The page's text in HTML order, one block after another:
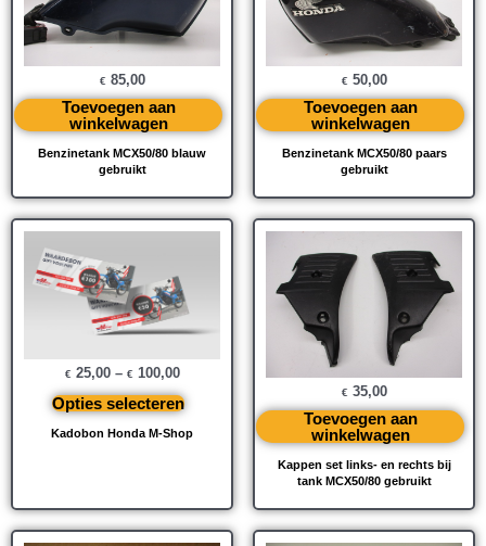
Benzinetank MCX50/80 blauw
gebruikt
€ 85,00
Toevoegen aan
winkelwagen
Benzinetank MCX50/80 paars
gebruikt
€ 50,00
Toevoegen aan
winkelwagen
Kadobon Honda M-Shop
€ 25,00– € 100,00
Opties selecteren
Kappen set links- en rechts bij
tank MCX50/80 gebruikt
€ 35,00
Toevoegen aan
winkelwagen